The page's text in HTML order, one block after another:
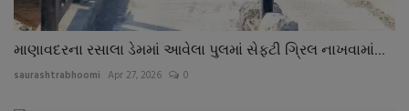
માણાવદરના રસાલા ડેમમાં આવેલા પુલમાં સેફ્ટી ગ્રિલ નાખવામાં...
saurashtrabhoomi Apr 27, 2026 0